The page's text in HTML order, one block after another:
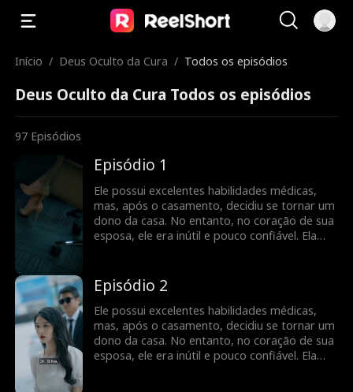
Início / Deus Oculto da Cura / Todos os episódios
Deus Oculto da Cura Todos os episódios
97 Episódios
Episódio 1
Ele possui excelentes habilidades médicas,
mas, após o casamento, decidiu se tornar um
dono da casa. No entanto, no coração de sua
esposa, ele era inútil e pouco confiável. Ela
que ele salvasse seu avô e estava disposta a
se casar novamente com ele...
Episódio 2
Ele possui excelentes habilidades médicas,
mas, após o casamento, decidiu se tornar um
dono da casa. No entanto, no coração de sua
esposa, ele era inútil e pouco confiável. Ela